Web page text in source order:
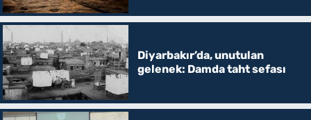
Diyarbakır’da, unutulan
gelenek: Damda taht sefası